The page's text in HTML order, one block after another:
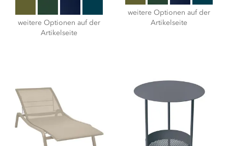
weitere Optionen auf der
Artikelseite
weitere Optionen auf der
Artikelseite